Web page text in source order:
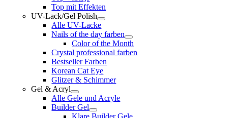
Top mit Effekten
UV-Lack/Gel Polish
Alle UV-Lacke
Nails of the day farben
Color of the Month
Crystal professional farben
Bestseller Farben
Korean Cat Eye
Glitzer & Schimmer
Gel & Acryl
Alle Gele und Acryle
Builder Gel
Klare Builder Gele